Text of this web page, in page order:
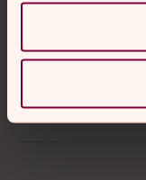
Sociala kanaler